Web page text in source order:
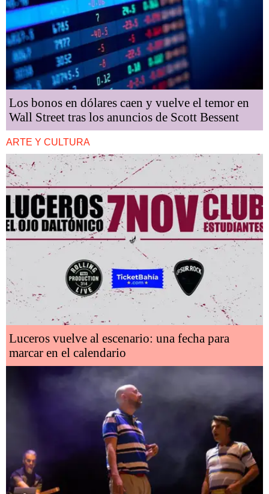
Los bonos en dólares caen y vuelve el temor en
Wall Street tras los anuncios de Scott Bessent
ARTE Y CULTURA
Luceros vuelve al escenario: una fecha para
marcar en el calendario